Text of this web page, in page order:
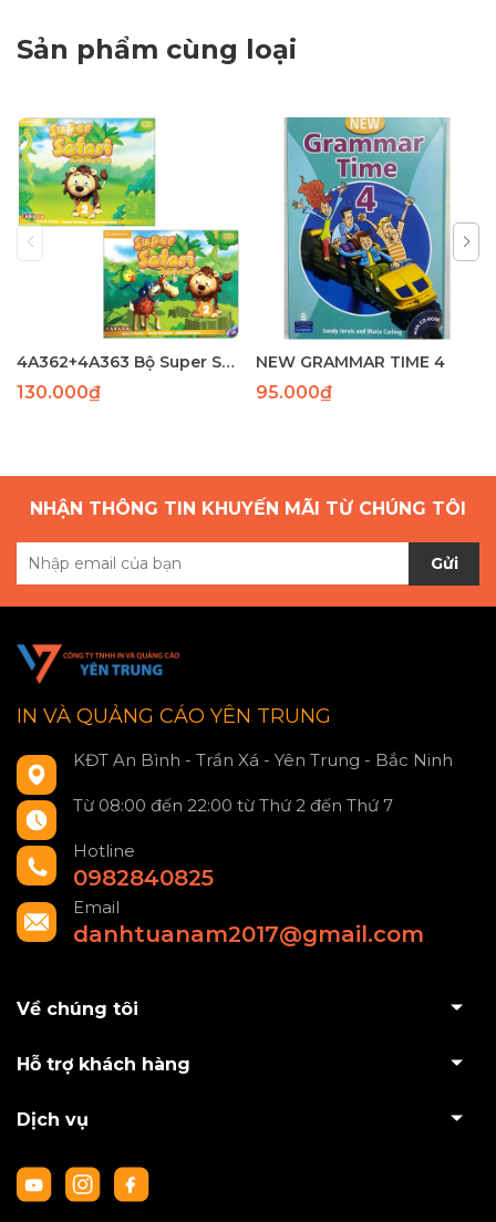
Sản phẩm cùng loại
4A362+4A363 Bộ Super Safari 1( SB+WB)(97-82) laser
130.000₫
NEW GRAMMAR TIME 4
95.000₫
NHẬN THÔNG TIN KHUYẾN MÃI TỪ CHÚNG TÔI
Gửi
IN VÀ QUẢNG CÁO YÊN TRUNG
KĐT An Bình - Trần Xá - Yên Trung - Bắc Ninh
Từ 08:00 đến 22:00 từ Thứ 2 đến Thứ 7
Hotline
0982840825
Email
danhtuanam2017@gmail.com
Về chúng tôi
Hỗ trợ khách hàng
Dịch vụ